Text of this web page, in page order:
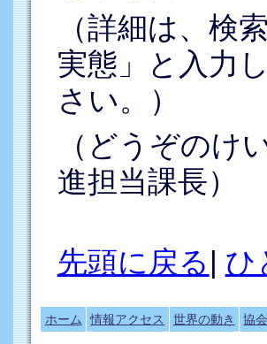
（詳細は、
実態」と入力
さい。）
（どうぞの
進担当課長）
先頭に戻る | ひ
ホーム 情報アクセス 世界の動き 協